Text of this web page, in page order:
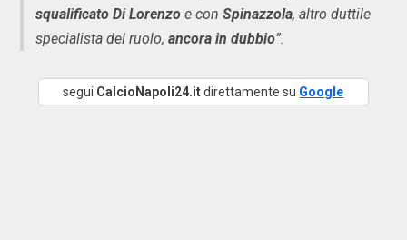
squalificato Di Lorenzo e con Spinazzola, altro duttile
specialista del ruolo, ancora in dubbio”.
segui CalcioNapoli24.itdirettamente su Google